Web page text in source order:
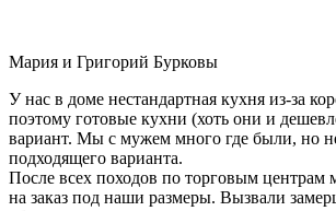
Мария и Григорий Бурковы
У нас в доме нестандартная кухня из-за
поэтому готовые кухни (хоть они и
вариант. Мы с мужем много где были, но
подходящего варианта.
После всех походов по торговым центрам
на заказ под наши размеры. Вызвали